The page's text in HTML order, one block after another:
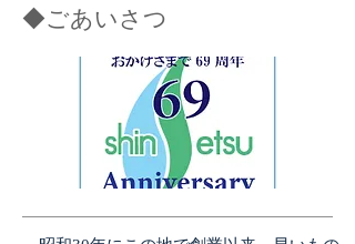
◆ごあいさつ